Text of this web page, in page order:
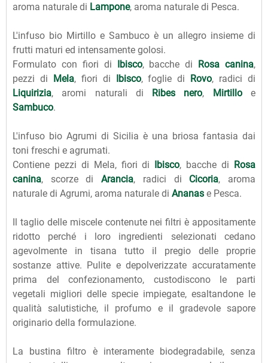
aroma naturale di Lampone, aroma naturale di Pesca.
L'infuso bio Mirtillo e Sambuco è un allegro insieme di
frutti maturi ed intensamente golosi.
Formulato con fiori di Ibisco, bacche di Rosa canina,
pezzi di Mela, fiori di Ibisco, foglie di Rovo, radici di
Liquirizia, aromi naturali di Ribes nero, Mirtilloe
Sambuco.
L'infuso bio Agrumi di Sicilia è una briosa fantasia dai
toni freschi e agrumati.
Contiene pezzi di Mela, fiori di Ibisco, bacche di Rosa
canina, scorze diArancia, radici di Cicoria, aroma
naturale di Agrumi, aroma naturale di Ananas e Pesca.
Il taglio delle miscele contenute nei filtri è appositamente
ridotto perché i loro ingredienti selezionati cedano
agevolmente in tisana tutto il pregio delle proprie
sostanze attive. Pulite e depolverizzate accuratamente
prima del confezionamento, custodiscono le parti
vegetali migliori delle specie impiegate, esaltandone le
qualità salutistiche, il profumo e il gradevole sapore
originario della formulazione.
La bustina filtro è interamente biodegradabile, senza